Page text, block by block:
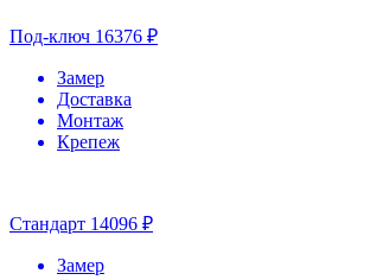
Под-ключ 16376 ₽
Замер
Доставка
Монтаж
Крепеж
Стандарт 14096 ₽
Замер